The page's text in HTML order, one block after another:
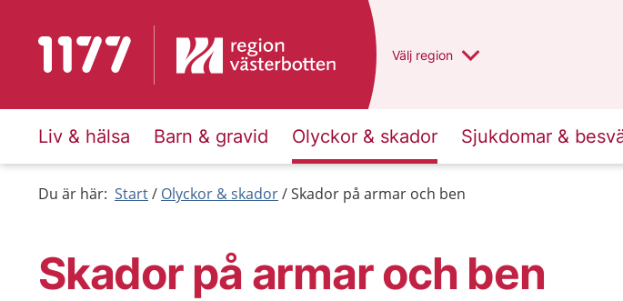
Till startsidan för 1177 Du har valt region
Välj en annan
region
Liv & hälsa Barn & gravid Olyckor & skador Sjukdomar &
Du är här: Start Olyckor & skador Skador på armar och ben
Skador på armar och ben